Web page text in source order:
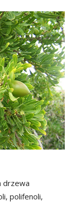
drzewa
polifenoli,